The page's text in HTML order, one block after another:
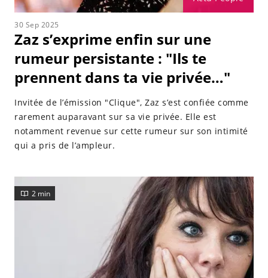
30 Sep 2025
Zaz s’exprime enfin sur une
rumeur persistante : "Ils te
prennent dans ta vie privée…"
Invitée de l’émission "Clique", Zaz s’est confiée comme
rarement auparavant sur sa vie privée. Elle est
notamment revenue sur cette rumeur sur son intimité
qui a pris de l’ampleur.
2 min